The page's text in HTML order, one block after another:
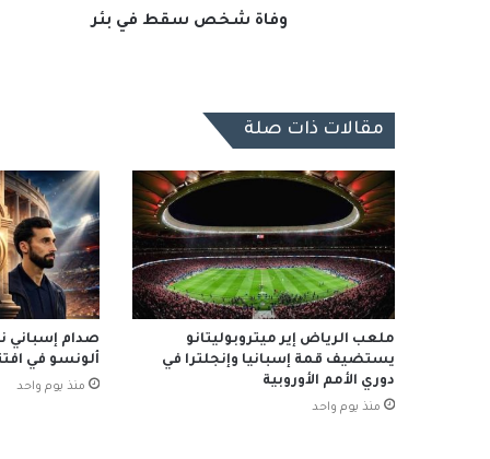
وفاة شخص سقط في بئر
مقالات ذات صلة
ملعب الرياض إير ميتروبوليتانو
يستضيف قمة إسبانيا وإنجلترا في
دوري الأمم الأوروبية
منذ يوم واحد
صدام إسباني
ألونسو في
منذ يوم واحد